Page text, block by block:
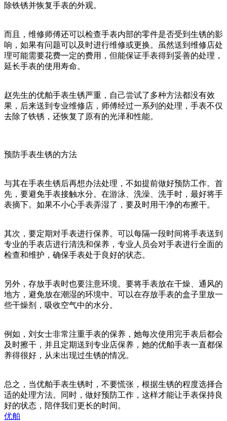
除铁锈并恢复手表的外观。
而且，维修师傅还可以检查手表内部的零件是否受到生锈的影
响，如果有问题可以及时进行维修或更换。虽然送到维修店处
理可能需要花费一定的费用，但能保证手表得到妥善的处理，
延长手表的使用寿命。
赵先生的优舶手表生锈严重，自己尝试了多种方法都没有效
果，后来送到专业维修店，师傅经过一系列的处理，手表不仅
去除了铁锈，还恢复了原有的光泽和性能。
预防手表生锈的方法
与其在手表生锈后再想办法处理，不如提前做好预防工作。首
先，要避免手表接触水分。在游泳、洗澡、洗手时，最好将手
表摘下。如果不小心手表弄湿了，要及时用干净的布擦干。
其次，要定期对手表进行保养。可以每隔一段时间将手表送到
专业的手表店进行清洗和保养，专业人员会对手表进行全面的
检查和维护，确保手表处于良好的状态。
另外，存放手表时也要注意环境。要将手表放在干燥、通风的
地方，避免放在潮湿的环境中。可以在存放手表的盒子里放一
些干燥剂，吸收空气中的水分。
例如，刘女士非常注重手表的保养，她每次使用完手表后都会
及时擦干，并且定期送到专业店保养，她的优舶手表一直都保
养得很好，从未出现过生锈的情况。
总之，当优舶手表生锈时，不要慌张，根据生锈的程度选择合
适的处理方法。同时，做好预防工作，这样才能让手表保持良
好的状态，陪伴我们更长的时间。
优舶